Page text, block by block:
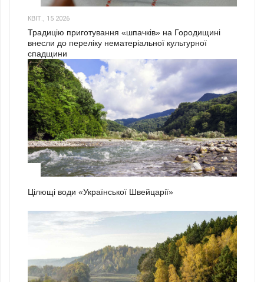
КВІТ., 15 2026
Традицію приготування «шпачків» на Городищині
внесли до переліку нематеріальної культурної
спадщини
Цілющі води «Української Швейцарії»